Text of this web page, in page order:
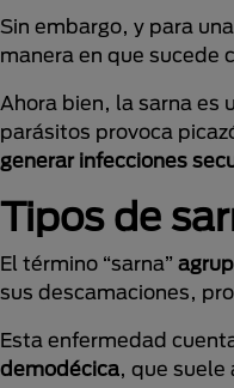
Sin embargo, y para
manera en que sucede
Ahora bien, la sarna es
parásitos provoca
generar infecciones
Tipos de
El término “sarna”
sus descamaciones,
Esta enfermedad
demodécica, que suele